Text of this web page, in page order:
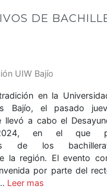
DE
UIW Bajío
en la
Bajío, el pasado
llevó a cabo el
en el que
de los
la región. El evento
por parte del
Leer mas